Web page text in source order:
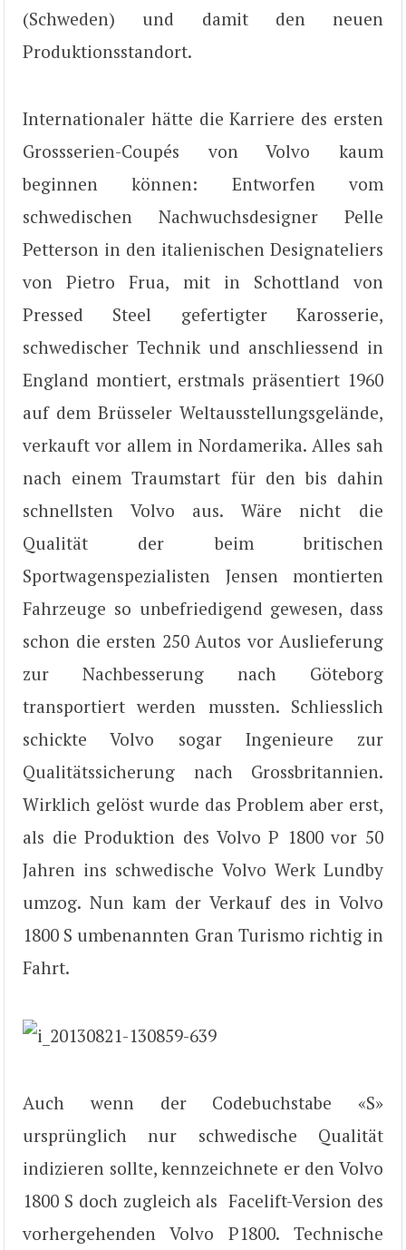
(Schweden) und damit den neuen
Produktionsstandort.
Internationaler hätte die Karriere des ersten
Grossserien-Coupés von Volvo kaum
beginnen können: Entworfen vom
schwedischen Nachwuchsdesigner Pelle
Petterson in den italienischen Designateliers
von Pietro Frua, mit in Schottland von
Pressed Steel gefertigter Karosserie,
schwedischer Technik und anschliessend in
England montiert, erstmals präsentiert 1960
auf dem Brüsseler Weltausstellungsgelände,
verkauft vor allem in Nordamerika. Alles sah
nach einem Traumstart für den bis dahin
schnellsten Volvo aus. Wäre nicht die
Qualität der beim britischen
Sportwagenspezialisten Jensen montierten
Fahrzeuge so unbefriedigend gewesen, dass
schon die ersten 250 Autos vor Auslieferung
zur Nachbesserung nach Göteborg
transportiert werden mussten. Schliesslich
schickte Volvo sogar Ingenieure zur
Qualitätssicherung nach Grossbritannien.
Wirklich gelöst wurde das Problem aber erst,
als die Produktion des Volvo P 1800 vor 50
Jahren ins schwedische Volvo Werk Lundby
umzog. Nun kam der Verkauf des in Volvo
1800 S umbenannten Gran Turismo richtig in
Fahrt.
Auch wenn der Codebuchstabe «S»
ursprünglich nur schwedische Qualität
indizieren sollte, kennzeichnete er den Volvo
1800 S doch zugleich als Facelift-Version des
vorhergehenden Volvo P1800. Technische